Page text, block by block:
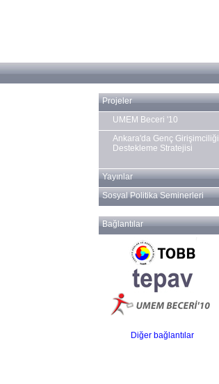
Projeler
UMEM Beceri '10
Ankara'da Genç Girişimciliği
Destekleme Stratejisi
Yayınlar
Sosyal Politika Seminerleri
Bağlantılar
Diğer bağlantılar